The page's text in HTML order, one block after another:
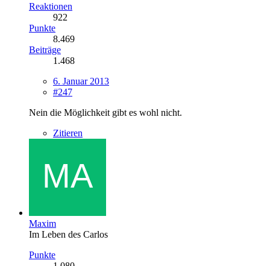
Reaktionen
922
Punkte
8.469
Beiträge
1.468
6. Januar 2013
#247
Nein die Möglichkeit gibt es wohl nicht.
Zitieren
Maxim
Im Leben des Carlos
Punkte